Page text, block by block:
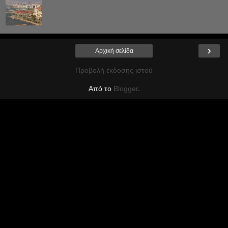
›
Αρχική σελίδα
Προβολή έκδοσης ιστού
Από το Blogger.